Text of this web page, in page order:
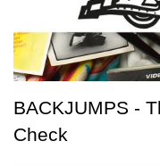
BACKJUMPS -
Check